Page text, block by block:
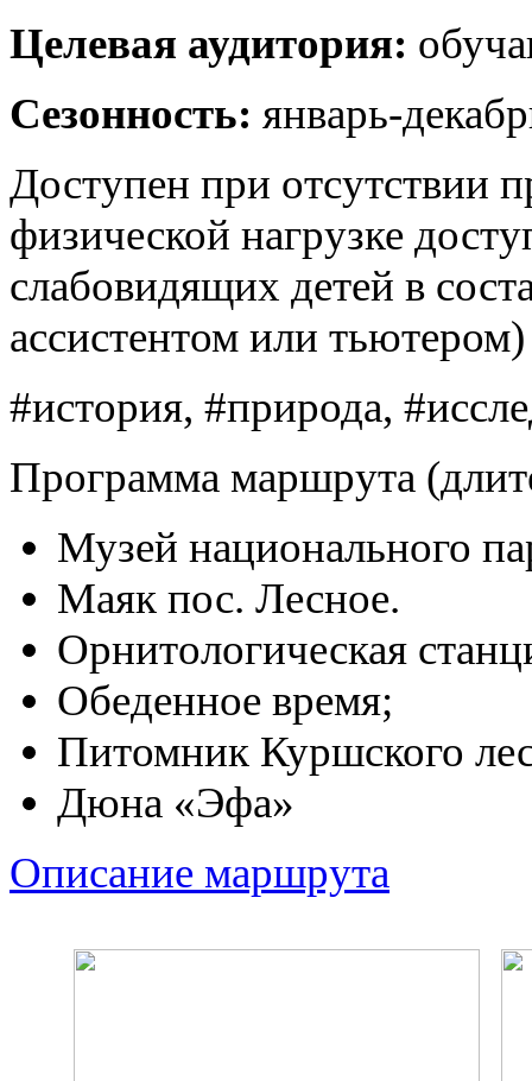
Целевая аудитория:
Сезонность: январь-
Доступен при отсутствии
физической нагрузке
слабовидящих детей в
ассистентом или тьютером)
#история, #природа,
Программа маршрута
Музей национального
Маяк пос. Лесное.
Орнитологическая
Обеденное время;
Питомник Куршского
Дюна «Эфа»
Описание маршрута